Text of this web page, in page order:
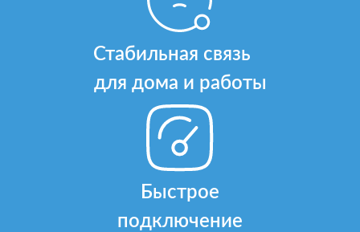
Стабильная связь
для дома и работы
Быстрое
подключение